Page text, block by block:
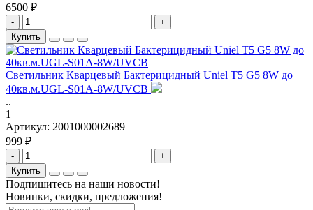
6500 ₽
-
+
Купить
Светильник Кварцевый Бактерицидный Uniel T5 G5 8W до
40кв.м.UGL-S01A-8W/UVCB
..
1
Артикул: 2001000002689
999 ₽
-
+
Купить
Подпишитесь на наши новости!
Новинки, скидки, предложения!